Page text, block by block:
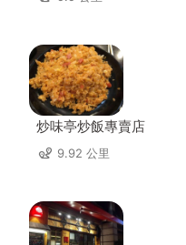
炒味亭炒飯專賣店
9.92 公里